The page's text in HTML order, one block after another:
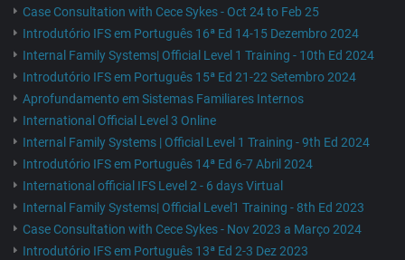
Case Consultation with Cece Sykes - Oct 24 to Feb 25
Introdutório IFS em Português 16ª Ed 14-15 Dezembro 2024
Internal Family Systems| Official Level 1 Training - 10th Ed 2024
Introdutório IFS em Português 15ª Ed 21-22 Setembro 2024
Aprofundamento em Sistemas Familiares Internos
International Official Level 3 Online
Internal Family Systems | Official Level 1 Training - 9th Ed 2024
Introdutório IFS em Português 14ª Ed 6-7 Abril 2024
International official IFS Level 2 - 6 days Virtual
Internal Family Systems| Official Level1 Training - 8th Ed 2023
Case Consultation with Cece Sykes - Nov 2023 a Março 2024
Introdutório IFS em Português 13ª Ed 2-3 Dez 2023